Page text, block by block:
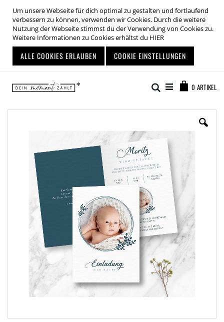
Um unsere Webseite für dich optimal zu gestalten und fortlaufend
verbessern zu können, verwenden wir Cookies. Durch die weitere
Nutzung der Webseite stimmst du der Verwendung von Cookies zu.
Weitere Informationen zu Cookies erhältst du HIER
ALLE COOKIES ERLAUBEN COOKIE EINSTELLUNGEN
Inhalt
springen
0 ARTIKEL
Suche